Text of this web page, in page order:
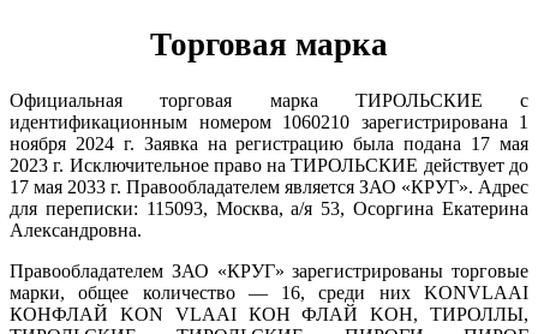
Торговая марка
Официальная торговая марка ТИРОЛЬСКИЕ с
идентификационным номером 1060210 зарегистрирована 1
ноября 2024 г. Заявка на регистрацию была подана 17 мая
2023 г. Исключительное право на ТИРОЛЬСКИЕ действует до
17 мая 2033 г. Правообладателем является ЗАО «КРУГ». Адрес
для переписки: 115093, Москва, а/я 53, Осоргина Екатерина
Александровна.
Правообладателем ЗАО «КРУГ» зарегистрированы торговые
марки, общее количество — 16, среди них KONVLAAI
КОНФЛАЙ KON VLAAI КОН ФЛАЙ KOH, ТИРОЛЛЫ,